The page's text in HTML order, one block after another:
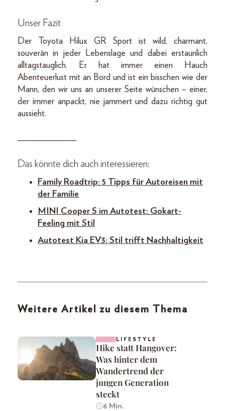
Unser Fazit
Der Toyota Hilux GR Sport ist wild, charmant,
souverän in jeder Lebenslage und dabei erstaunlich
alltagstauglich. Er hat immer einen Hauch
Abenteuerlust mit an Bord und ist ein bisschen wie der
Mann, den wir uns an unserer Seite wünschen – einer,
der immer anpackt, nie jammert und dazu richtig gut
aussieht.
_____________
Das könnte dich auch interessieren:
Family Roadtrip: 5 Tipps für Autoreisen mit
der Familie
MINI Cooper S im Autotest: Gokart-
Feeling mit Stil
Autotest Kia EV3: Stil trifft Nachhaltigkeit
Weitere Artikel zu diesem Thema
LIFESTYLE
Hike statt Hangover:
Was hinter dem
Wandertrend der
jungen Generation
steckt
6 Min.